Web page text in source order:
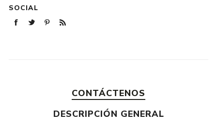
SOCIAL
CONTÁCTENOS
DESCRIPCIÓN GENERAL